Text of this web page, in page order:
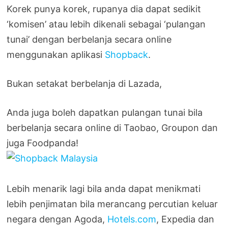
Korek punya korek, rupanya dia dapat sedikit
‘komisen’ atau lebih dikenali sebagai ‘pulangan
tunai’ dengan berbelanja secara online
menggunakan aplikasi Shopback.
Bukan setakat berbelanja di Lazada,
Anda juga boleh dapatkan pulangan tunai bila
berbelanja secara online di Taobao, Groupon dan
juga Foodpanda!
Lebih menarik lagi bila anda dapat menikmati
lebih penjimatan bila merancang percutian keluar
negara dengan Agoda, Hotels.com, Expedia dan